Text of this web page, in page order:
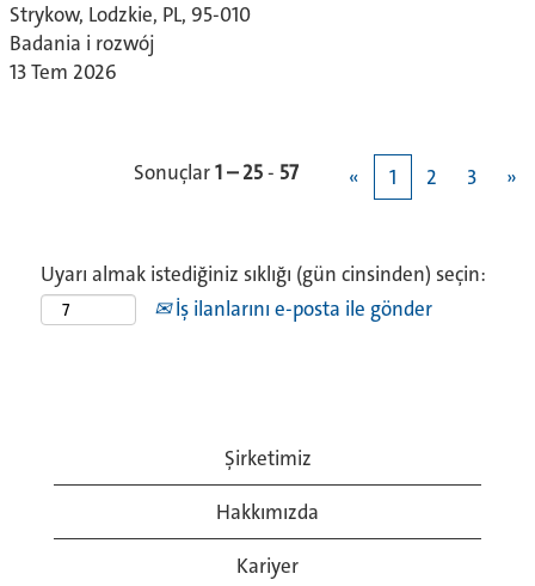
Strykow, Lodzkie, PL, 95-010
Badania i rozwój
13 Tem 2026
Sonuçlar1 – 25- 57 « 1 2 3 »
Uyarı almak istediğiniz sıklığı (gün cinsinden) seçin:
İş ilanlarını e-posta ile gönder
Şirketimiz
Hakkımızda
Kariyer